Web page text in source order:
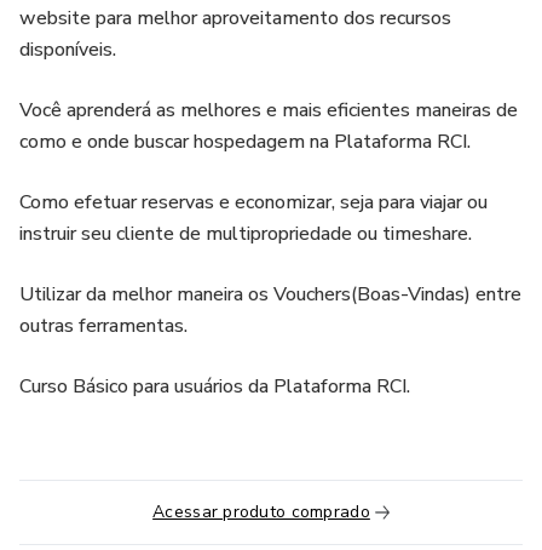
website para melhor aproveitamento dos recursos
disponíveis.
Você aprenderá as melhores e mais eficientes maneiras de
como e onde buscar hospedagem na Plataforma RCI.
Como efetuar reservas e economizar, seja para viajar ou
instruir seu cliente de multipropriedade ou timeshare.
Utilizar da melhor maneira os Vouchers(Boas-Vindas) entre
outras ferramentas.
Curso Básico para usuários da Plataforma RCI.
Acessar produto comprado